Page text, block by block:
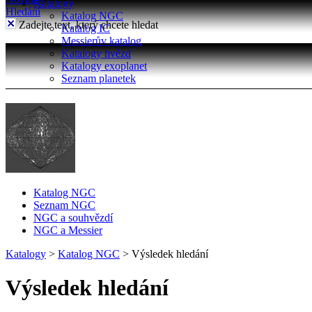
Katalogy
Katalog NGC
Katalog IC
Messierův katalog
Katalogy hvězd
Katalogy exoplanet
Seznam planetek
Hledání
Zadejte text, který chcete hledat
Katalog NGC
Seznam NGC
NGC a souhvězdí
NGC a Messier
Katalogy > Katalog NGC > Výsledek hledání
Výsledek hledání